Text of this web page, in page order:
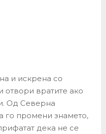
и искрена со
отвори вратите ако
Од Северна
го промени знамето,
дека не се